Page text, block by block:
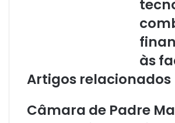
às
Artigos relacionados
Câmara de Padre